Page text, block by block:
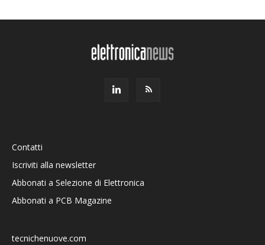
Contatti
Iscriviti alla newsletter
Abbonati a Selezione di Elettronica
Abbonati a PCB Magazine
tecnichenuove.com